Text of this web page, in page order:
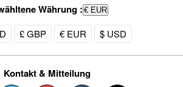
Währung :€ EUR
£ GBP € EUR $ USD
Kontakt & Mitteilung